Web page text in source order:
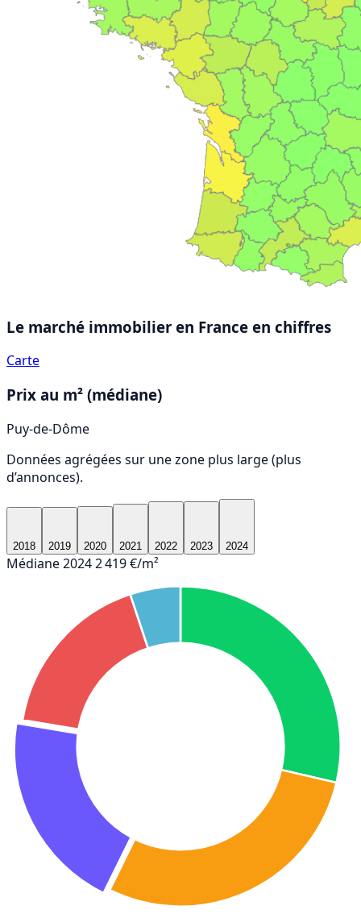
Le marché immobilier en France en chiffres
Carte
Prix au m² (médiane)
Puy-de-Dôme
Données agrégées sur une zone plus large (plus
d’annonces).
2018 2019 2020 2021 2022 2023 2024
Médiane 20242 419 €/m²